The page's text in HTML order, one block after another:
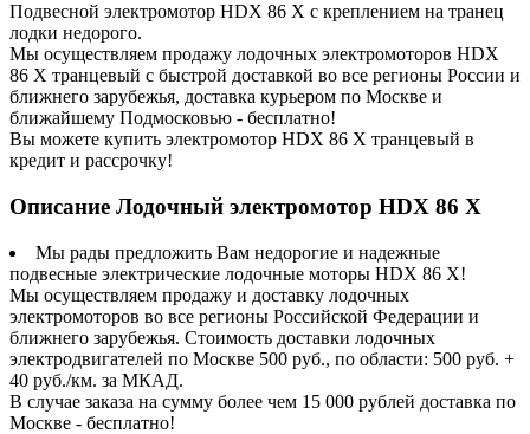
Подвесной электромотор HDX 86 X с креплением на транец
лодки недорого.
Мы осуществляем продажу лодочных электромоторов HDX
86 X транцевый с быстрой доставкой во все регионы России и
ближнего зарубежья, доставка курьером по Москве и
ближайшему Подмосковью - бесплатно!
Вы можете купить электромотор HDX 86 X транцевый в
кредит и рассрочку!
Описание Лодочный электромотор HDX 86 X
Мы рады предложить Вам недорогие и надежные
подвесные электрические лодочные моторы HDX 86 X!
Мы осуществляем продажу и доставку лодочных
электромоторов во все регионы Российской Федерации и
ближнего зарубежья. Стоимость доставки лодочных
электродвигателей по Москве 500 руб., по области: 500 руб. +
40 руб./км. за МКАД.
В случае заказа на сумму более чем 15 000 рублей доставка по
Москве - бесплатно!